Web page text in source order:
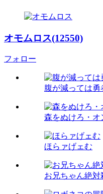
オモムロス(12550)
フォロー
腹が減っては勇
森をぬけろ・オ
ほらァげェむ
お兄ちゃん絶対